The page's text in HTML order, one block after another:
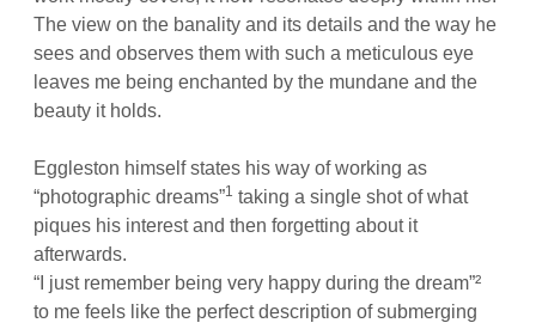
The view on the banality and its details and the way he
sees and observes them with such a meticulous eye
leaves me being enchanted by the mundane and the
beauty it holds.
Eggleston himself states his way of working as
“photographic dreams”1 taking a single shot of what
piques his interest and then forgetting about it
afterwards.
“I just remember being very happy during the dream”²
to me feels like the perfect description of submerging